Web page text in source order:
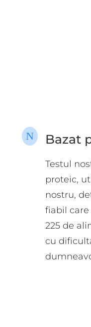
N Bazat
Testul
proteic,
nostru,
fiabil
225 de
cu